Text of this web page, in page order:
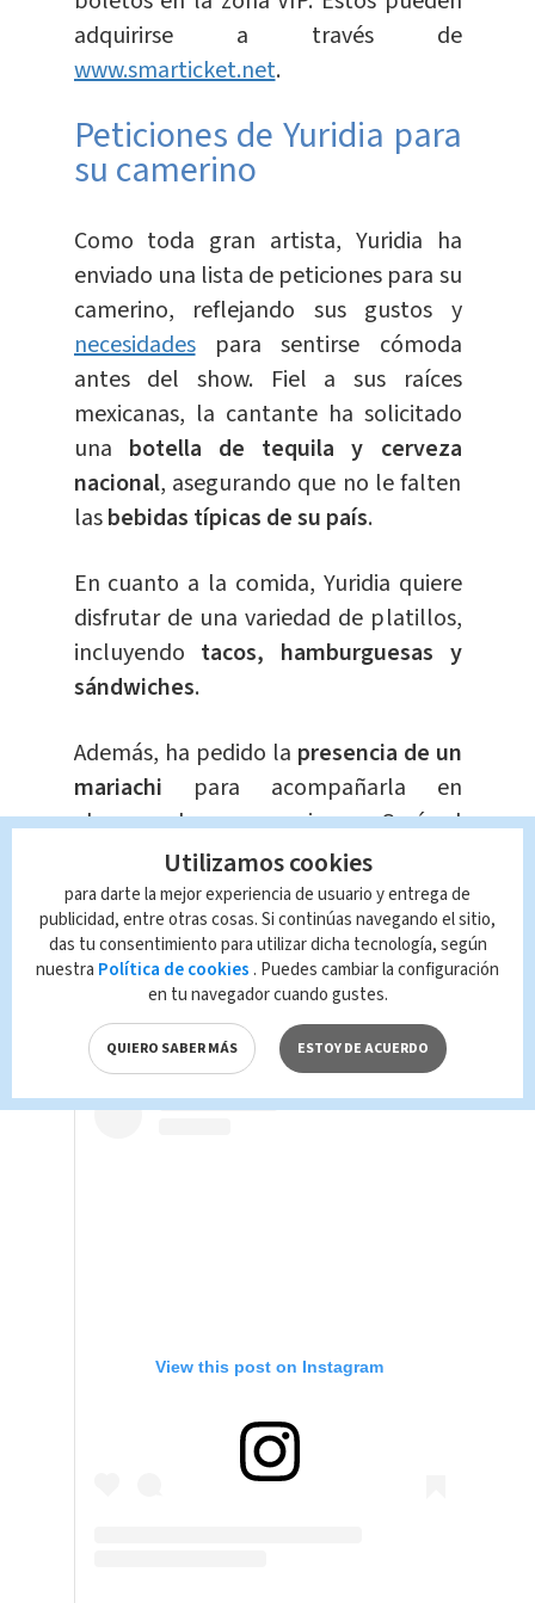
adquirirse a través de
www.smarticket.net.
Peticiones de Yuridia para
su camerino
Como toda gran artista, Yuridia ha
enviado una lista de peticiones para su
camerino, reflejando sus gustos y
necesidadespara sentirse cómoda
antes del show. Fiel a sus raíces
mexicanas, la cantante ha solicitado
una botella de tequila y cerveza
nacional, asegurando que no le falten
lasbebidas típicas de su país.
En cuanto a la comida, Yuridia quiere
disfrutar de una variedad de platillos,
incluyendo tacos, hamburguesas y
sándwiches.
Además, ha pedido la presencia de un
mariachi para acompañarla en
algunas de sus canciones. Será el
Mariachi Colonial quien tenga el honor
de tocar junto a ella. Este grupo,
integrado por ocho músicos, cuenta
con 26 años de trayectoria y ha
colaborado con varios artistas
internacionales.
View this post on Instagram
Utilizamos cookies
para darte la mejor experiencia de usuario y entrega de
publicidad, entre otras cosas. Si continúas navegando el sitio,
das tu consentimiento para utilizar dicha tecnología, según
nuestra Política de cookies . Puedes cambiar la configuración
en tu navegador cuando gustes.
QUIERO SABER MÁS ESTOY DE ACUERDO